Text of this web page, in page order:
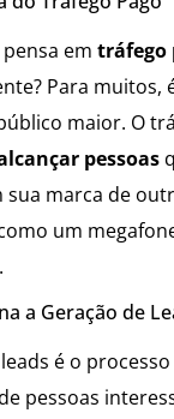
em tráfego
Para muitos,
maior. O
pessoas
marca de
um
a Geração de
é o
pessoas